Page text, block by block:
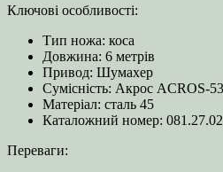
Ключові особливості:
Тип ножа: коса
Довжина: 6 метрів
Привод: Шумахер
Сумісність: Акрос ACROS-
Матеріал: сталь 45
Каталожний номер:
Переваги: